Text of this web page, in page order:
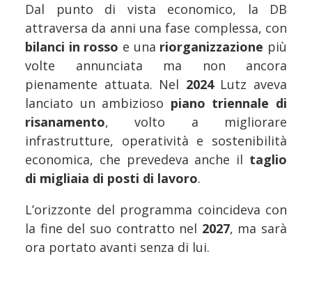
Dal punto di vista economico, la DB
attraversa da anni una fase complessa, con
bilanci in rosso e una riorganizzazione più
volte annunciata ma non ancora
pienamente attuata. Nel 2024Lutz aveva
lanciato un ambizioso piano triennale di
risanamento, volto a migliorare
infrastrutture, operatività e sostenibilità
economica, che prevedeva anche il taglio
di migliaia di posti di lavoro.
L’orizzonte del programma coincideva con
la fine del suo contratto nel 2027, ma sarà
ora portato avanti senza di lui.